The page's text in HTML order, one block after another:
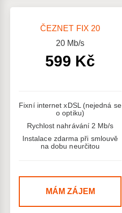
ČEZNET FIX 20
20Mb/s
599 Kč
Fixní internet xDSL (nejedná se
o optiku)
Rychlost nahrávání 2 Mb/s
Instalace zdarma při smlouvě
na dobu neurčitou
MÁM ZÁJEM